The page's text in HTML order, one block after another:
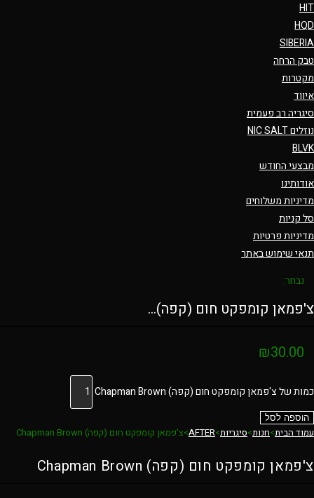
HIT
HQD
SIBERIA
טבק הרחה
מקטרות
איווד
סיגריה רב פעמית
נוזלים NIC SALT
BLVK
מבצעי החודש
אודותינו
מדיניות משלוחים
סל קניות
מדיניות פרטיות
תנאי שימוש באתר
נבחר:
צ'פמאן קומפקט חום (קפה)…
₪30.00
כמות של צ'פמאן קומפקט חום (קפה) Chapman Brown
הוספה לסל
עמוד הבית>חנות>סיגריות>
AFTER
>צ'פמאן קומפקט חום (קפה) Chapman Brown
צ'פמאן קומפקט חום (קפה) Chapman Brown